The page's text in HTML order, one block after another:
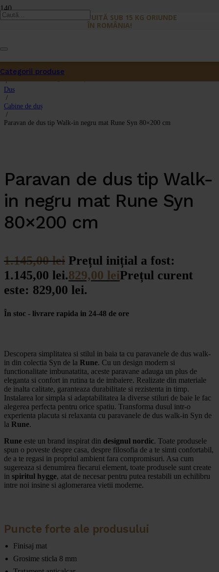
LIVRARE GRATUITĂ SUB 15 KG ORIUNDE
ÎN ROMÂNIA!
Produsa fost adăugat în coș.
Categorii produse
Prima pagină
/
Dus
/
Cabine de duș
/
Paravan de dus tip Walk-in negru mat Rune Syn 80×200 cm
Paravan de dus tip Walk-
in negru mat Rune Syn
80×200 cm
1.145,00lei Prețul inițial a fost:
1.145,00 lei.829,00 leiPrețul curent
este: 829,00 lei.
În stoc - livrare rapida in 24-48 de ore
Descopera simplitatea si stilul in baia ta cu paravanele de dus walk-
in din colectia Syn de la Rune. Cu un design modern si
functionalitate imbunatatita, aceste paravane adauga un plus de
eleganta si confort in rutina ta de imbaiere. Realizate din materiale
de inalta calitate, garanteaza durabilitate si rezistenta in timp.
Instalarea lor simpla si adaptabilitatea la diverse stiluri de baie le fac
alegerea perfecta pentru orice spatiu. Transforma dusul intr-o
experienta placuta si relaxanta cu paravanele de dus walk-in Syn de
la Rune.
Rune este un brand inspirat din designul nordic. Toate produsele
spun o poveste despre casa, despre filosofia de a te simti confortabil,
de a te regasi in propriul ambient fara compromisuri. Asa cum
sugereaza si denumirea fiecarui element, toate produsele sunt create
in spiritul hygge, atat de necesar pentru putea restabili un echilibru
intre noi insine si aglomerarea vietii moderne.
Puncte forte ale produsului
Finisaj mat
Grosime sticla 8 mm